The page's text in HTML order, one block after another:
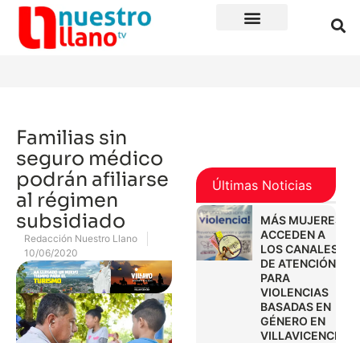
Familias sin
seguro médico
podrán afiliarse
al régimen
subsidiado
Redacción Nuestro Llano
10/06/2020
Últimas Noticias
MÁS MUJERES
ACCEDEN A
LOS CANALES
DE ATENCIÓN
PARA
VIOLENCIAS
BASADAS EN
GÉNERO EN
VILLAVICENCIO